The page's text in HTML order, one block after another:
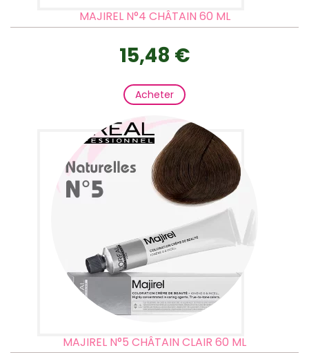
MAJIREL N°4 CHÂTAIN 60 ML
15,48 €
Acheter
MAJIREL N°5 CHÂTAIN CLAIR 60 ML